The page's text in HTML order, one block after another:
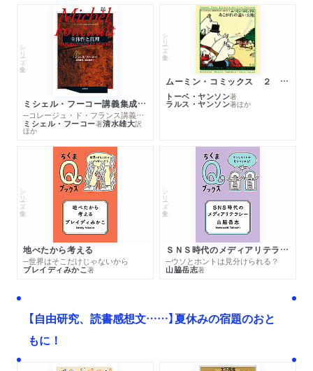
シリーズ・全集
ミシェル・フーコー講義集成１０ 主体性と真理
─コレージュ・ド・フランス講義１９８０－１９８１年度
ミシェル・フーコー著清水雄大訳
ほか
シリーズ・全集
ムーミン・コミックス ２ あこがれの遠い土地
トーベ・ヤンソン著
ラルス・ヤンソン著ほか
シリーズ・全集
地べたから考える
─世界はそこだけじゃないから
ブレイディみかこ著
シリーズ・全集
ＳＮＳ時代のメディアリテラシー
─ウソとホントは見分けられる？
山脇岳志著
【自由研究、読書感想文……】夏休みの宿題のおと
もに！